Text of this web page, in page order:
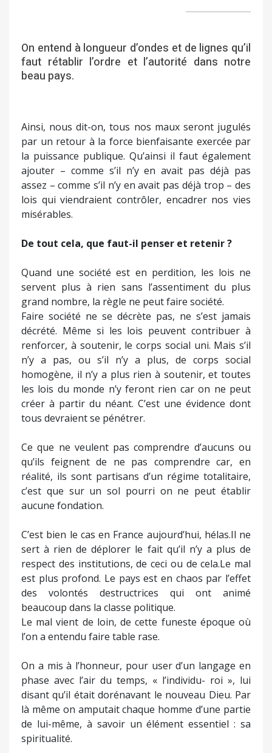
On entend à longueur d’ondes et de lignes qu’il
faut rétablir l’ordre et l’autorité dans notre
beau pays.
Ainsi, nous dit-on, tous nos maux seront jugulés
par un retour à la force bienfaisante exercée par
la puissance publique. Qu’ainsi il faut également
ajouter – comme s’il n’y en avait pas déjà pas
assez – comme s’il n’y en avait pas déjà trop – des
lois qui viendraient contrôler, encadrer nos vies
misérables.
De tout cela, que faut-il penser et retenir ?
Quand une société est en perdition, les lois ne
servent plus à rien sans l’assentiment du plus
grand nombre, la règle ne peut faire société.
Faire société ne se décrète pas, ne s’est jamais
décrété. Même si les lois peuvent contribuer à
renforcer, à soutenir, le corps social uni. Mais s’il
n’y a pas, ou s’il n’y a plus, de corps social
homogène, il n’y a plus rien à soutenir, et toutes
les lois du monde n’y feront rien car on ne peut
créer à partir du néant. C’est une évidence dont
tous devraient se pénétrer.
Ce que ne veulent pas comprendre d’aucuns ou
qu’ils feignent de ne pas comprendre car, en
réalité, ils sont partisans d’un régime totalitaire,
c’est que sur un sol pourri on ne peut établir
aucune fondation.
C’est bien le cas en France aujourd’hui, hélas.Il ne
sert à rien de déplorer le fait qu’il n’y a plus de
respect des institutions, de ceci ou de cela.Le mal
est plus profond. Le pays est en chaos par l’effet
des volontés destructrices qui ont animé
beaucoup dans la classe politique.
Le mal vient de loin, de cette funeste époque où
l’on a entendu faire table rase.
On a mis à l’honneur, pour user d’un langage en
phase avec l’air du temps, « l’individu- roi », lui
disant qu’il était dorénavant le nouveau Dieu. Par
là même on amputait chaque homme d’une partie
de lui-même, à savoir un élément essentiel : sa
spiritualité.